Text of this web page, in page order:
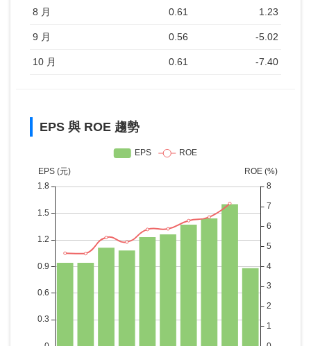
8 月 0.61 1.23
9 月 0.56 -5.02
10 月 0.61 -7.40
EPS 與 ROE 趨勢